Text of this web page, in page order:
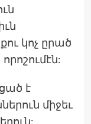
կոչ ըրած
է
միջեւ